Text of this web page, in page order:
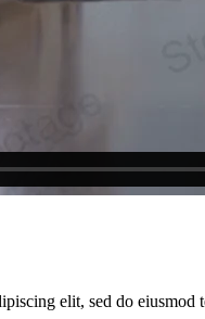
elit, sed do